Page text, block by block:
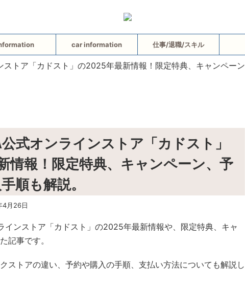
car information 仕事/退職/スキル
式オンラインストア「カドスト」
情報！限定特典、キャンペーン、予
順も解説。
4月26日
インストア「カドスト」の2025年最新情報や、限定特典、キャ
記事です。
ストアの違い、予約や購入の手順、支払い方法についても解説し